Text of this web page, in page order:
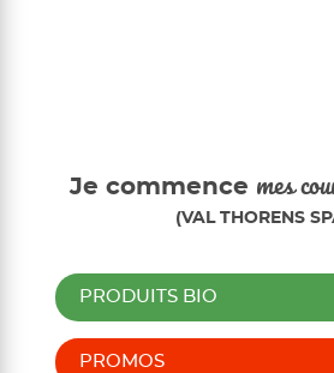
Je commence mes
(VAL THORENS
PRODUITS BIO
PROMOS